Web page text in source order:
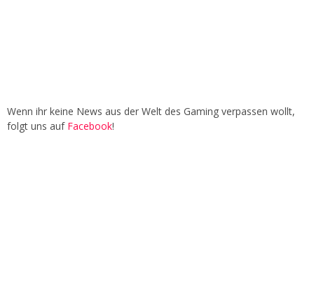
Wenn ihr keine News aus der Welt des Gaming verpassen wollt,
folgt uns auf Facebook!